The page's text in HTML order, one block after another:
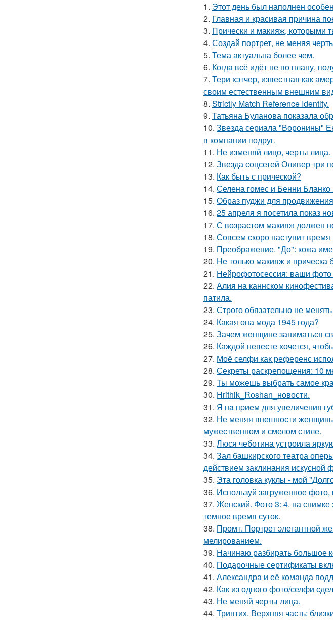
1. Этот день был наполнен
2. Главная и красивая причина
3. Прически и макияж, которыми
4. Создай портрет, не меняя
5. Тема актуальна более чем.
6. Когда всё идёт не по плану,
7. Тери хэтчер, известная как
своим естественным внешним
8. Strictly Match Reference Identity.
9. Татьяна Буланова показала
10. Звезда сериала "Воронины"
в компании подруг.
11. Не изменяй лицо, черты лица.
12. Звезда соцсетей Оливер три
13. Как быть с прической?
14. Селена гомес и Бенни
15. Образ пуджи для
16. 25 апреля я посетила показ
17. С возрастом макияж должен
18. Совсем скоро наступит
19. Преображение. "До": кожа
20. He только макияж и
21. Нейрофотосессия: ваши
22. Алия на каннском
патила.
23. Строго обязательно не
24. Какая она мода 1945 года?
25. Зачем женщине заниматься
26. Каждой невесте хочется,
27. Моё селфи как референс
28. Секреты раскрепощения: 10
29. Ты можешь выбрать самое
30. Hrithik_Roshan_новости.
31. Я нa пpиeм для увeличeния
32. Не меняя внешности
мужественном и смелом стиле.
33. Люся чеботина устроила
34. Зал башкирского театра
действием заклинания искусной
35. Эта головка куклы - мой
36. Используй загруженное
37. Женский. Фото 3: 4. на
темное время суток.
38. Промт. Портрет элегантной
мелированием.
39. Начинаю разбирать большое
40. Подарочные сертификаты
41. Александра и её команда
42. Как из одного фото/селфи
43. Не меняй черты лица.
44. Триптих. Верхняя часть: